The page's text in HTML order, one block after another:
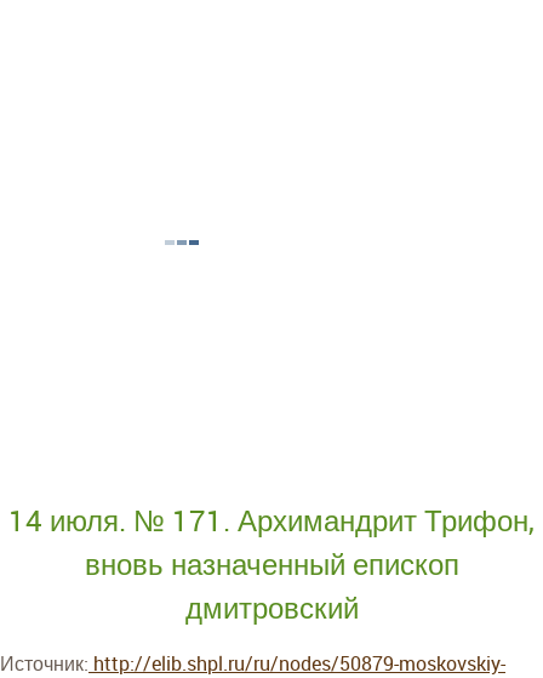
14 июля. № 171. Архимандрит Трифон,
вновь назначенный епископ
дмитровский
Источник: http://elib.shpl.ru/ru/nodes/50879-moskovskiy-